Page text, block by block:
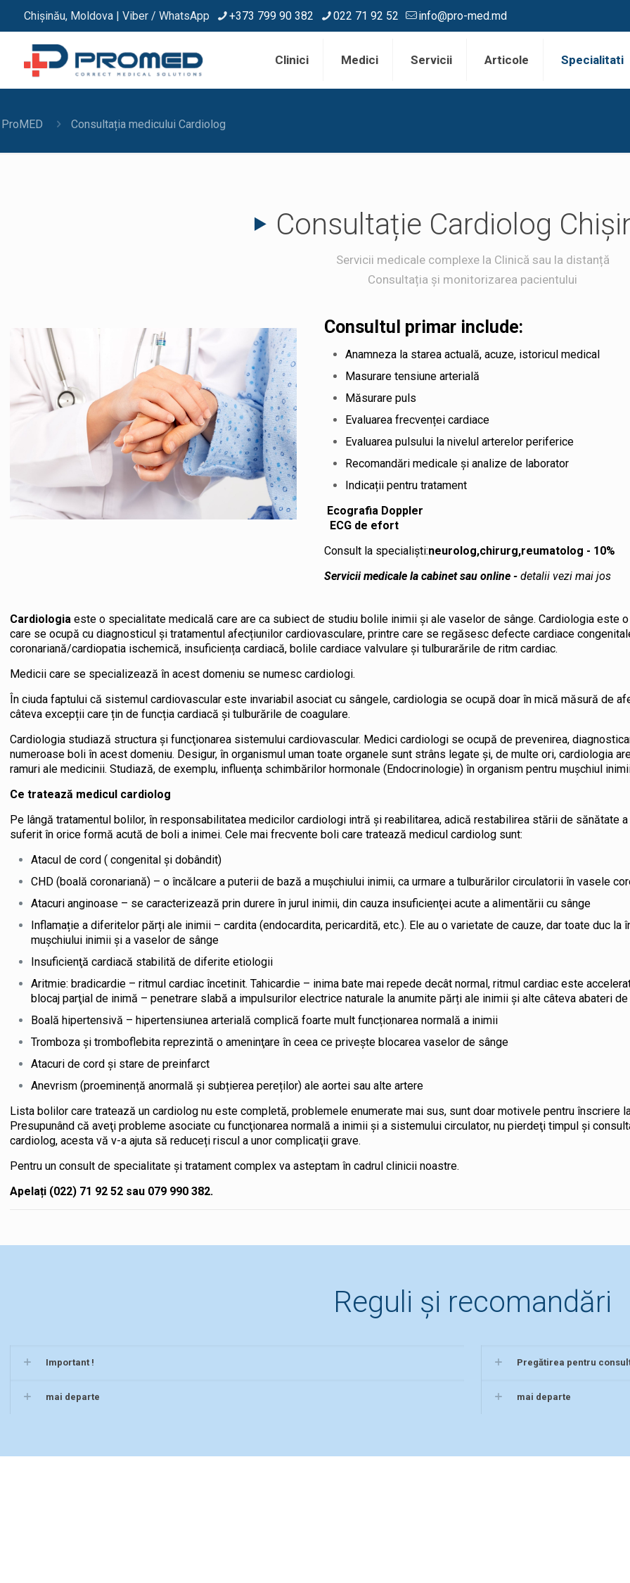
Chișinău, Moldova | Viber / WhatsApp +373 799 90 382 022 71 92 52 info@pro-med.md
Clinici Medici Servicii Articole Specialitati
ProMED Consultația medicului Cardiolog
Consultație Cardiolog
Servicii medicale complexe la Clinică sau la distanță
Consultația și monitorizarea pacientului
Consultul primar include:
Anamneza la starea actuală, acuze, istoricul medical
Masurare tensiune arterială
Măsurare puls
Evaluarea frecvenței cardiace
Evaluarea pulsului la nivelul arterelor periferice
Recomandări medicale și analize de laborator
Indicații pentru tratament
Ecografia
ECG de efort
Consult la specialiști:neurolog,chirurg,reumatolog - 10%
Servicii medicale la cabinetsau online - detalii vezi mai jos
Cardiologia este o specialitate medicală care are ca subiect de studiu bolile inimii și ale vaselor de sânge. Cardiologia este
care se ocupă cu diagnosticul și tratamentul afecțiunilor cardiovasculare, printre care se regăsesc defecte cardiace
coronariană/cardiopatia ischemică, insuficiența cardiacă, bolile cardiace valvulare și tulburarările de ritm cardiac.
Medicii care se specializează în acest domeniu se numesc cardiologi.
În ciuda faptului că sistemul cardiovascular este invariabil asociat cu sângele, cardiologia se ocupă doar în mică măsură de
câteva excepții care țin de funcția cardiacă și tulburările de coagulare.
Cardiologia studiază structura şi funcţionarea sistemului cardiovascular. Medici cardiologi se ocupă de prevenirea,
numeroase boli în acest domeniu. Desigur, în organismul uman toate organele sunt strâns legate şi, de multe ori, cardiologia
ramuri ale medicinii. Studiază, de exemplu, influenţa schimbărilor hormonale (Endocrinologie) în organism pentru muşchiul
Ce tratează medicul cardiolog
Pe lângă tratamentul bolilor, în responsabilitatea medicilor cardiologi intră și reabilitarea, adică restabilirea stării de sănătate
suferit în orice formă acută de boli a inimei. Cele mai frecvente boli care tratează medicul cardiolog sunt:
Atacul de cord ( congenital şi dobândit)
CHD (boală coronariană) – o încălcare a puterii de bază a muşchiului inimii, ca urmare a tulburărilor circulatorii în vasele
Atacuri anginoase – se caracterizează prin durere în jurul inimii, din cauza insuficienţei acute a alimentării cu sânge
Inflamație a diferitelor părți ale inimii – cardita (endocardita, pericardită, etc.). Ele au o varietate de cauze, dar toate duc la
muşchiului inimii şi a vaselor de sânge
Insuficienţă cardiacă stabilită de diferite etiologii
Aritmie: bradicardie – ritmul cardiac încetinit. Tahicardie – inima bate mai repede decât normal, ritmul cardiac este
blocaj parţial de inimă – penetrare slabă a impulsurilor electrice naturale la anumite părți ale inimii și alte câteva abateri
Boală hipertensivă – hipertensiunea arterială complică foarte mult funcționarea normală a inimii
Tromboza şi tromboflebita reprezintă o ameninţare în ceea ce privește blocarea vaselor de sânge
Atacuri de cord şi stare de preinfarct
Anevrism (proeminență anormală și subțierea pereților) ale aortei sau alte artere
Lista bolilor care tratează un cardiolog nu este completă, problemele enumerate mai sus, sunt doar motivele pentru înscriere
Presupunând că aveţi probleme asociate cu funcţionarea normală a inimii şi a sistemului circulator, nu pierdeţi timpul şi
cardiolog, acesta vă v-a ajuta să reduceți riscul a unor complicaţii grave.
Pentru un consult de specialitate și tratament complex va asteptam în cadrul clinicii noastre.
Apelați (022) 71 92 52 sau 079 990 382.
Reguli și recomandări
Important !
mai departe
Pregătirea pentru
mai departe